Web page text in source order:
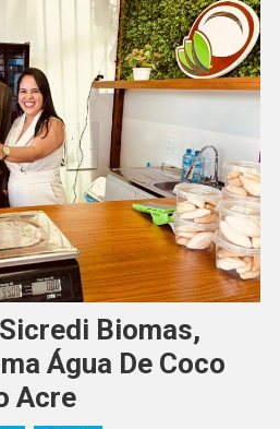
Biomas,
Água De Coco
Acre